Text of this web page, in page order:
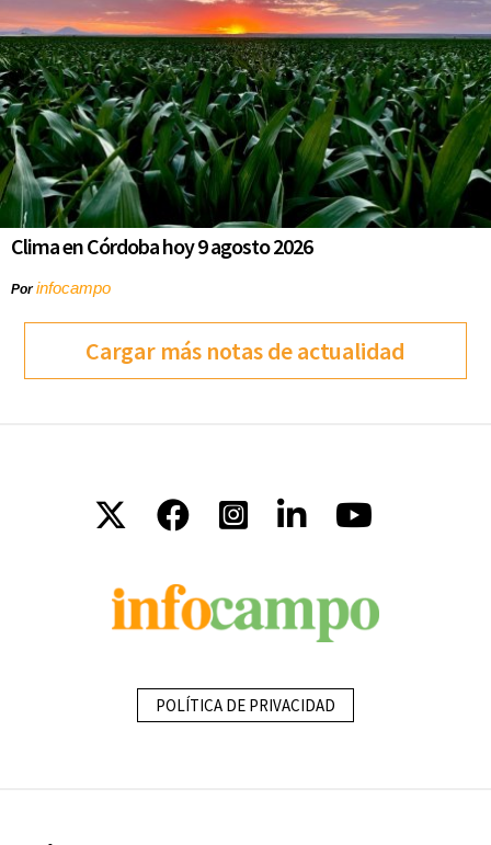
Clima en Córdoba hoy 9 agosto 2026
Porinfocampo
Cargar más notas de actualidad
POLÍTICA DE PRIVACIDAD